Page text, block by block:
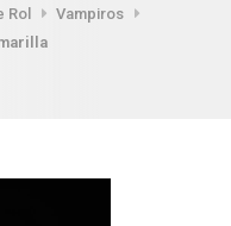
Rol
Vampiros